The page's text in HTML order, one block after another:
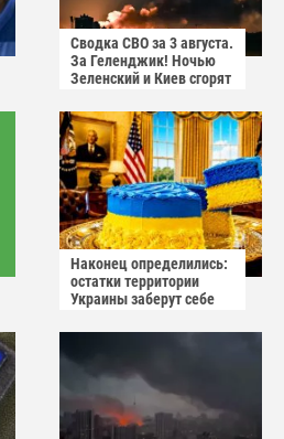
Сводка СВО за 3 августа.
За Геленджик! Ночью
Зеленский и Киев сгорят
Наконец определились:
остатки территории
Украины заберут себе